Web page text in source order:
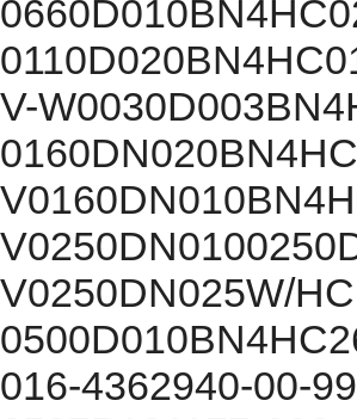
V-
V0250DN025W/HC
016-4362940-00-